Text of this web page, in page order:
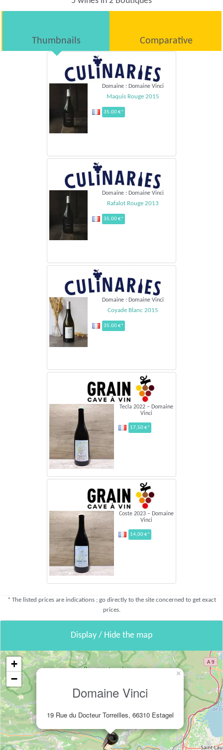
Thumbnails Comparative
Domaine : Domaine Vinci
Maquis Rouge 2015
35.00 €*
Domaine : Domaine Vinci
Rafalot Rouge 2013
35.00 €*
Domaine : Domaine Vinci
Coyade Blanc 2015
35.00 €*
Tecla 2022 – Domaine
Vinci
17,50 €*
Coste 2023 – Domaine
Vinci
14,00 €*
* The listed prices are indications ; go directly to the site concerned to get exact
prices.
Display / Hide the map
Domaine Vinci
19 Rue du Docteur Torreilles, 66310 Estagel
×
+
−